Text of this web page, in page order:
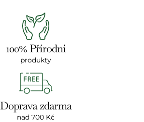
100% Přírodní
produkty
Doprava zdarma
nad 700 Kč